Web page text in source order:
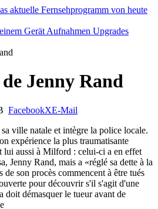
Gerät Aufnahmen Upgrades
Jenny Rand
FacebookXE-Mail
ville natale et intègre la police locale.
expérience la plus traumatisante
lui aussi à Milford : celui-ci a en effet
Jenny Rand, mais a «réglé sa dette à la
de son procès commencent à être tués
pour découvrir s'il s'agit d'une
doit démasquer le tueur avant de